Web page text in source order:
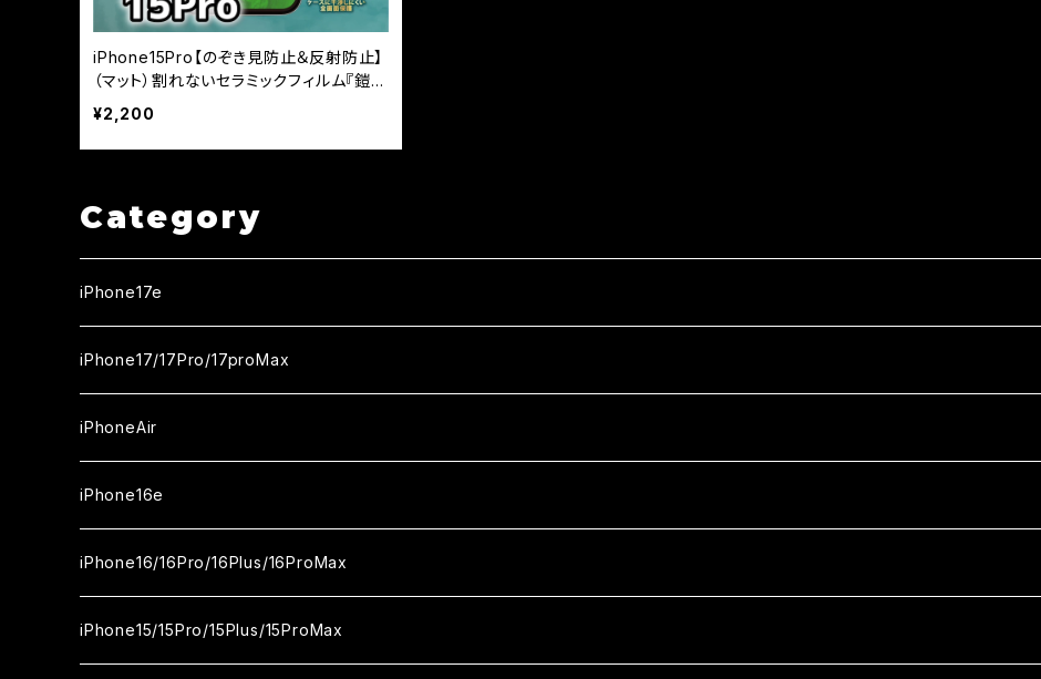
iPhone15Pro【のぞき見防止＆反射防止】
（マット）割れないセラミックフィルム『鎧』
全面フルカバー
¥2,200
Category
iPhone17e
ガラスフィルム
セラミックフィルム
カメラ用フィルム
iPhone17/17Pro/17proMax
iPhone17
ガラスフィルム
セラミックフィルム
iPhone17Pro
ガラスフィルム
セラミックフィルム
iPhone17proMax
ガラスフィルム
iPhoneAir
ガラスフィルム
セラミックフィルム
カメラ用フィルム
iPhone16e
ガラスフィルム
セラミックフィルム
iPhone16/16Pro/16Plus/16ProMax
iPhone16
iPhone15/15Pro/15Plus/15ProMax